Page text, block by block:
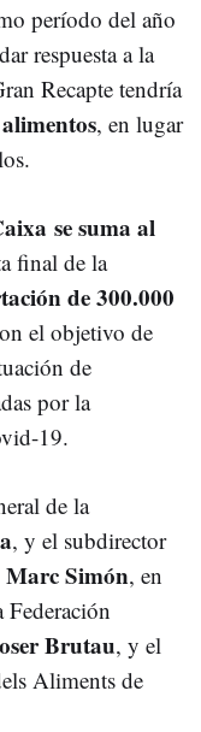
período del año
respuesta a la
Recapte tendría
, en lugar
se suma al
final de la
de 300.000
el objetivo de
de
por la
19.
de la
, y el subdirector
Marc Simón, en
Federación
Brutau, y el
Aliments de